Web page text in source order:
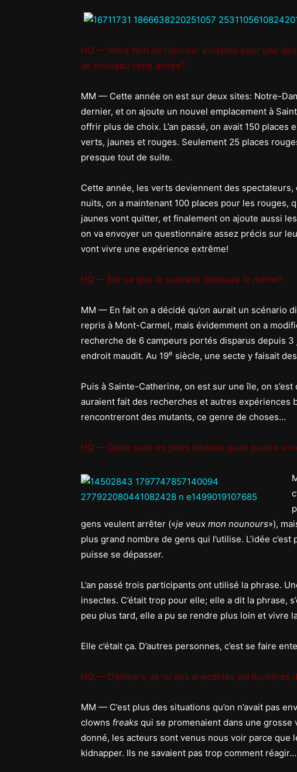
HQ — Votre Nuit de l’horreur s’installe pour une
de nouveau cette année?
MM — Cette année on est sur deux sites: Notre-
dernier, et on ajoute un nouvel emplacement à
offrir plus de choix. L’an passé, on avait 150
verts, jaunes et rouges. Seulement 25 places
presque tout de suite.
Cette année, les verts deviennent des
nuits, on a maintenant 100 places pour les rouges,
jaunes vont quitter, et finalement on ajoute aussi
on va envoyer un questionnaire assez précis sur
vont vivre une expérience extrême!
HQ — Est-ce que le scénario demeure le même?
MM — En fait on a décidé qu’on aurait un scénario
repris à Mont-Carmel, mais évidemment on a
recherche de 6 campeurs portés disparus depuis
endroit maudit. Au 19e siècle, une secte y faisait
Puis à Sainte-Catherine, on est sur une île, on
auraient fait des recherches et autres
rencontreront des mutants, ce genre de choses…
HQ — Quels sont les pires sévices qu’on pourra
gens veulent arrêter («je veux mon nounours»),
plus grand nombre de gens qui l’utilise. L’idée
puisse se dépasser.
L’an passé trois participants ont utilisé la phrase.
insectes. C’était trop pour elle; elle a dit la phrase,
peu plus tard, elle a pu se rendre plus loin et vivre
Elle c’était ça. D’autres personnes, c’est se faire
HQ — D’ailleurs, as-tu des anecdotes particulières
MM — C’est plus des situations qu’on n’avait pas
clowns freaks qui se promenaient dans une
donné, les acteurs sont venus nous voir parce
kidnapper. Ils ne savaient pas trop comment